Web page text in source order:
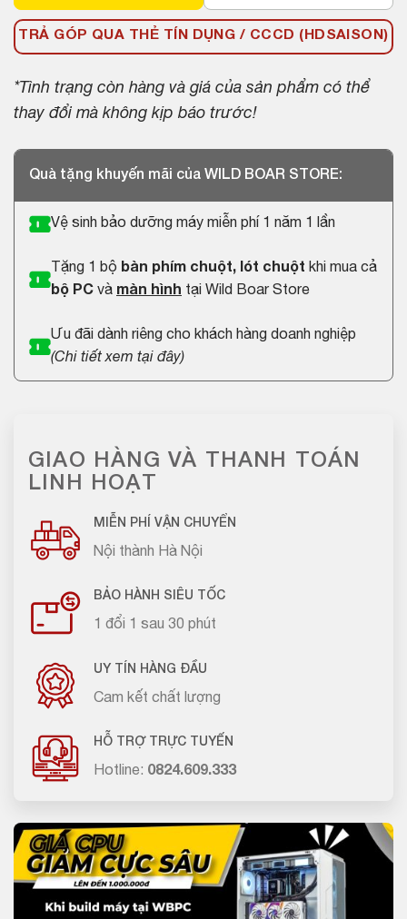
TRẢ GÓP QUA THẺ TÍN DỤNG / CCCD (HDSAISON)
*Tình trạng còn hàng và giá của sản phẩm có thể
thay đổi mà không kịp báo trước!
Quà tặng khuyến mãi của WILD BOAR STORE:
Vệ sinh bảo dưỡng máy miễn phí 1 năm 1 lần
Tặng 1 bộ bàn phím chuột, lót chuột khi mua cả
bộ PC và màn hình tại Wild Boar Store
Ưu đãi dành riêng cho khách hàng doanh nghiệp
(Chi tiết xem tại đây)
GIAO HÀNG VÀ THANH TOÁN
LINH HOẠT
MIỄN PHÍ VẬN CHUYỂN
Nội thành Hà Nội
BẢO HÀNH SIÊU TỐC
1 đổi 1 sau 30 phút
UY TÍN HÀNG ĐẦU
Cam kết chất lượng
HỖ TRỢ TRỰC TUYẾN
Hotline: 0824.609.333